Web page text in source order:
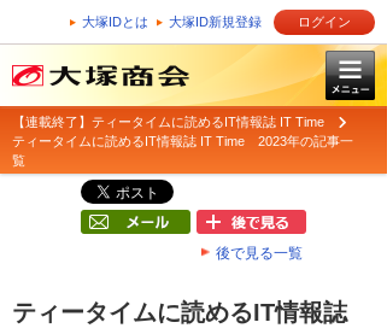
大塚IDとは 大塚ID新規登録 ログイン
【連載終了】ティータイムに読めるIT情報誌 IT Time
ティータイムに読めるIT情報誌 IT Time 2023年の記事一
覧
後で見る一覧
ティータイムに読めるIT情報誌